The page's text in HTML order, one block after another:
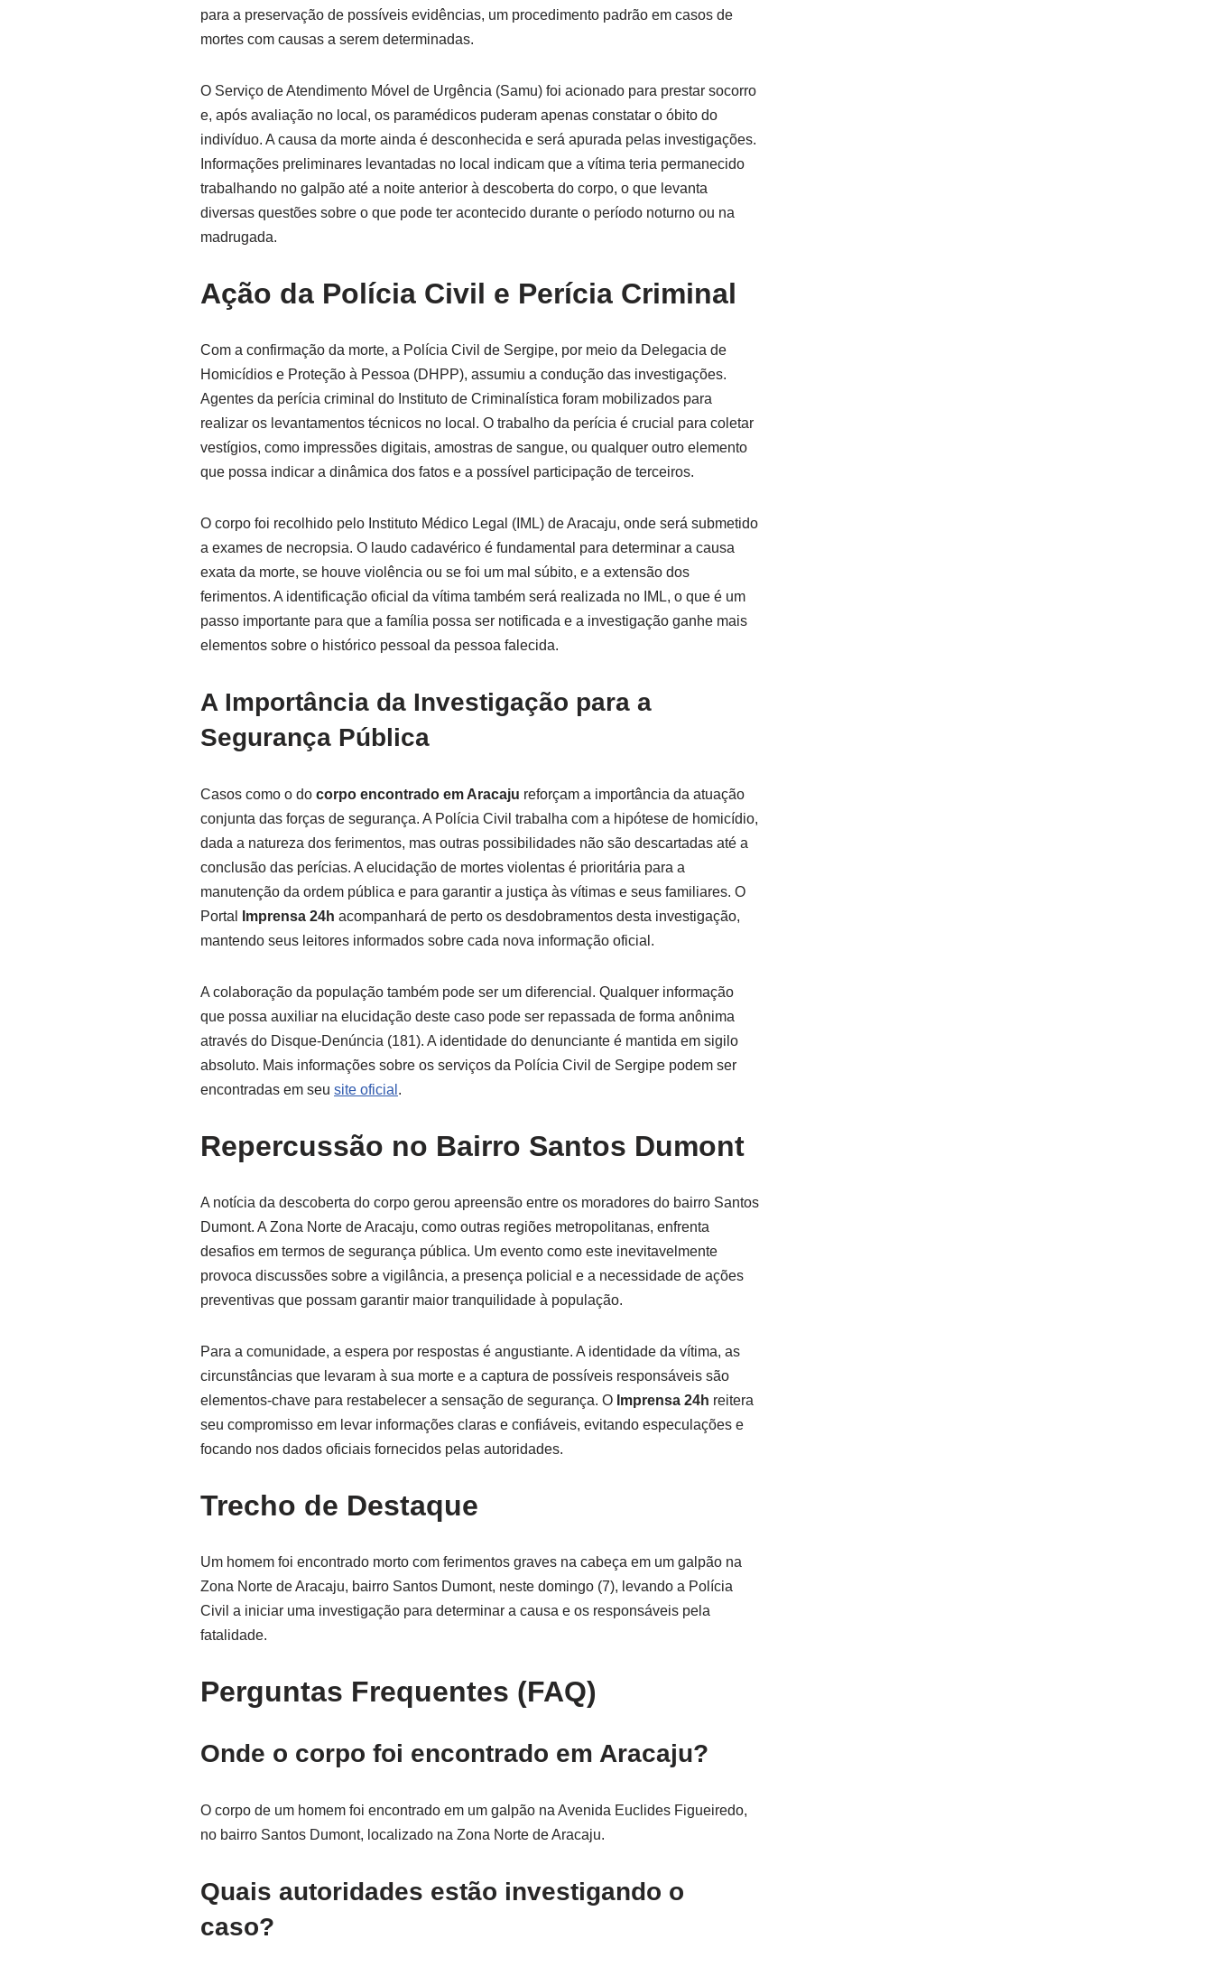
para a preservação de possíveis evidências, um procedimento padrão em casos de
mortes com causas a serem determinadas.
O Serviço de Atendimento Móvel de Urgência (Samu) foi acionado para prestar socorro
e, após avaliação no local, os paramédicos puderam apenas constatar o óbito do
indivíduo. A causa da morte ainda é desconhecida e será apurada pelas investigações.
Informações preliminares levantadas no local indicam que a vítima teria permanecido
trabalhando no galpão até a noite anterior à descoberta do corpo, o que levanta
diversas questões sobre o que pode ter acontecido durante o período noturno ou na
madrugada.
Ação da Polícia Civil e Perícia Criminal
Com a confirmação da morte, a Polícia Civil de Sergipe, por meio da Delegacia de
Homicídios e Proteção à Pessoa (DHPP), assumiu a condução das investigações.
Agentes da perícia criminal do Instituto de Criminalística foram mobilizados para
realizar os levantamentos técnicos no local. O trabalho da perícia é crucial para coletar
vestígios, como impressões digitais, amostras de sangue, ou qualquer outro elemento
que possa indicar a dinâmica dos fatos e a possível participação de terceiros.
O corpo foi recolhido pelo Instituto Médico Legal (IML) de Aracaju, onde será submetido
a exames de necropsia. O laudo cadavérico é fundamental para determinar a causa
exata da morte, se houve violência ou se foi um mal súbito, e a extensão dos
ferimentos. A identificação oficial da vítima também será realizada no IML, o que é um
passo importante para que a família possa ser notificada e a investigação ganhe mais
elementos sobre o histórico pessoal da pessoa falecida.
A Importância da Investigação para a
Segurança Pública
Casos como o do corpo encontrado em Aracaju reforçam a importância da atuação
conjunta das forças de segurança. A Polícia Civil trabalha com a hipótese de homicídio,
dada a natureza dos ferimentos, mas outras possibilidades não são descartadas até a
conclusão das perícias. A elucidação de mortes violentas é prioritária para a
manutenção da ordem pública e para garantir a justiça às vítimas e seus familiares. O
Portal
Imprensa 24h acompanhará de perto os desdobramentos desta investigação,
mantendo seus leitores informados sobre cada nova informação oficial.
A colaboração da população também pode ser um diferencial. Qualquer informação
que possa auxiliar na elucidação deste caso pode ser repassada de forma anônima
através do Disque-Denúncia (181). A identidade do denunciante é mantida em sigilo
absoluto. Mais informações sobre os serviços da Polícia Civil de Sergipe podem ser
encontradas em seu site oficial .
Repercussão no Bairro Santos Dumont
A notícia da descoberta do corpo gerou apreensão entre os moradores do bairro Santos
Dumont. A Zona Norte de Aracaju, como outras regiões metropolitanas, enfrenta
desafios em termos de segurança pública. Um evento como este inevitavelmente
provoca discussões sobre a vigilância, a presença policial e a necessidade de ações
preventivas que possam garantir maior tranquilidade à população.
Para a comunidade, a espera por respostas é angustiante. A identidade da vítima, as
circunstâncias que levaram à sua morte e a captura de possíveis responsáveis são
elementos-chave para restabelecer a sensação de segurança. O Imprensa 24h reitera
seu compromisso em levar informações claras e confiáveis, evitando especulações e
focando nos dados oficiais fornecidos pelas autoridades.
Trecho de Destaque
Um homem foi encontrado morto com ferimentos graves na cabeça em um galpão na
Zona Norte de Aracaju, bairro Santos Dumont, neste domingo (7), levando a Polícia
Civil a iniciar uma investigação para determinar a causa e os responsáveis pela
fatalidade.
Perguntas Frequentes (FAQ)
Onde o corpo foi encontrado em Aracaju?
O corpo de um homem foi encontrado em um galpão na Avenida Euclides Figueiredo,
no bairro Santos Dumont, localizado na Zona Norte de Aracaju.
Quais autoridades estão investigando o
caso?